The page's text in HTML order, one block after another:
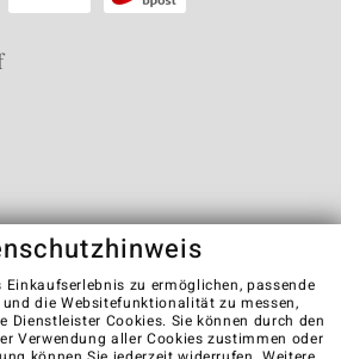
Datenschutz Cookies
Impressum
Vertrag widerrufen
zu ermöglichen, passende
die Websitefunktionalität zu messen,
Dienstleister Cookies. Sie können durch den
Verwendung aller Cookies zustimmen oder